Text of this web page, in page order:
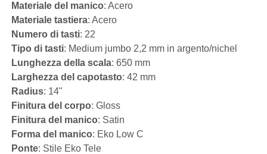
Materiale del manico: Acero
Materiale tastiera: Acero
Numero di tasti: 22
Tipo di tasti: Medium jumbo 2,2 mm in argento/nichel
Lunghezza della scala: 650 mm
Larghezza del capotasto: 42 mm
Radius: 14"
Finitura del corpo: Gloss
Finitura del manico: Satin
Forma del manico: Eko Low C
Ponte: Stile Eko Tele